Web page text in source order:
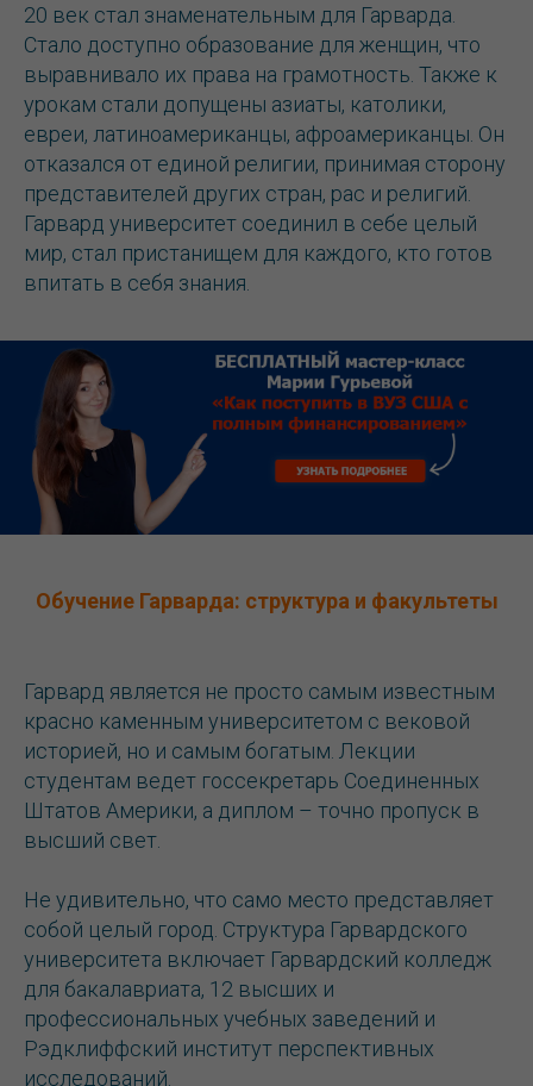
20 век стал знаменательным для Гарварда.
Стало доступно образование для женщин, что
выравнивало их права на грамотность. Также к
урокам стали допущены азиаты, католики,
евреи, латиноамериканцы, афроамериканцы. Он
отказался от единой религии, принимая сторону
представителей других стран, рас и религий.
Гарвард университет соединил в себе целый
мир, стал пристанищем для каждого, кто готов
впитать в себя знания.
Обучение Гарварда: структура и факультеты
Гарвард является не просто самым известным
красно каменным университетом с вековой
историей, но и самым богатым. Лекции
студентам ведет госсекретарь Соединенных
Штатов Америки, а диплом – точно пропуск в
высший свет.
Не удивительно, что само место представляет
собой целый город. Структура Гарвардского
университета включает Гарвардский колледж
для бакалавриата, 12 высших и
профессиональных учебных заведений и
Рэдклиффский институт перспективных
исследований.